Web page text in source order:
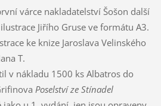
várce nakladatelství Šošon další
Jiřího Gruse ve formátu A3.
ke knize Jaroslava Velinského
T.
v nákladu 1500 ks Albatros do
Poselství ze Stínadel